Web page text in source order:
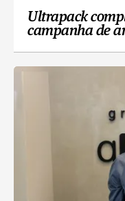
Ultrapack
campanha de